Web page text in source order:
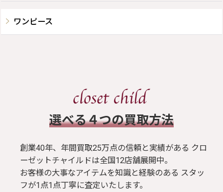
ワンピース
​選べる４つの買取方法
創業40年、年間買取25万点の信頼と実績がある クロ
ーゼットチャイルドは全国12店舗展開中。
お客様の大事なアイテムを知識と経験のある スタッ
フが1点1点丁寧に査定いたします。